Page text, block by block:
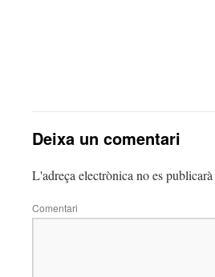
Deixa un comentari
L'adreça electrònica no es publicarà
Comentari